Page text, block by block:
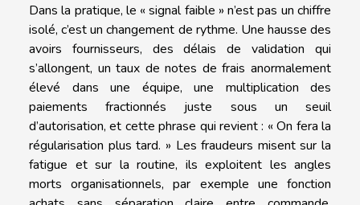
Dans la pratique, le « signal faible » n’est pas un chiffre
isolé, c’est un changement de rythme. Une hausse des
avoirs fournisseurs, des délais de validation qui
s’allongent, un taux de notes de frais anormalement
élevé dans une équipe, une multiplication des
paiements fractionnés juste sous un seuil
d’autorisation, et cette phrase qui revient : « On fera la
régularisation plus tard. » Les fraudeurs misent sur la
fatigue et sur la routine, ils exploitent les angles
morts organisationnels, par exemple une fonction